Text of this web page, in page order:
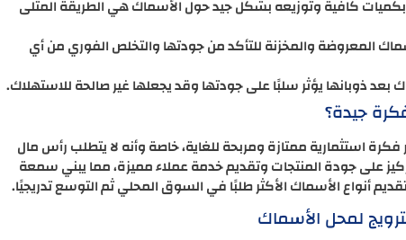
بكميات كافية وتوزيعه بشكل جيد حول الأسماك هي الطريقة المثلى
المعروضة والمخزنة للتأكد من جودتها والتخلص الفوري من أي
بعد ذوبانها يؤثر سلبًا على جودتها وقد يجعلها غير صالحة للاستهلاك.
جيدة؟
استثمارية ممتازة ومربحة للغاية، خاصة وأنه لا يتطلب رأس مال
على جودة المنتجات وتقديم خدمة عملاء مميزة، مما يبني سمعة
أنواع الأسماك الأكثر طلبًا في السوق المحلي ثم التوسع تدريجيًا.
لمحل الأسماك